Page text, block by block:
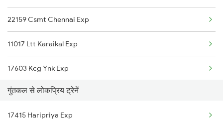
Gooty to Pileru Trains
Gooty to Kudatini Trains
Gooty to Kamareddi Trains
22159 Csmt Chennai Exp
11017 Ltt Karaikal Exp
17603 Kcg Ynk Exp
18463 Prashanthi Exp
20954 Adi Mas Sfast
गुंतकल से लोकप्रिय ट्रेनें
17415 Haripriya Exp